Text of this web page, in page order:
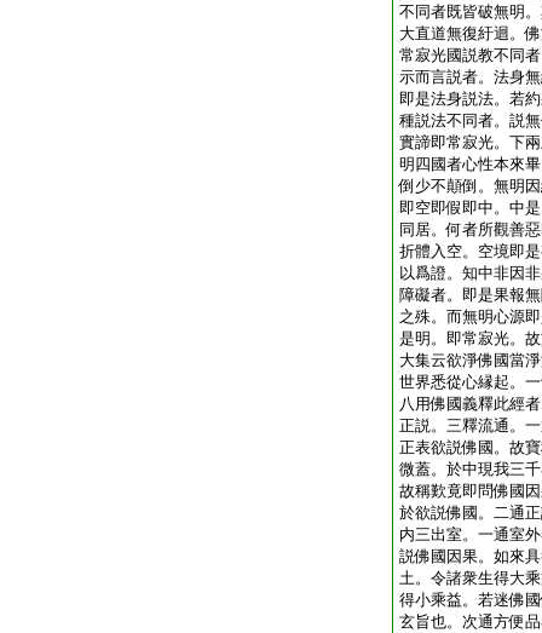
不同者既皆破無明
大直道無復紆迴。
常寂光國説教不同
示而言説者。法身
即是法身説法。若
種説法不同者。説
實諦即常寂光。下
明四國者心性本來
倒少不顛倒。無明
即空即假即中。中
同居。何者所觀善
折體入空。空境即
以爲證。知中非因
障礙者。即是果報
之殊。而無明心源
是明。即常寂光。
大集云欲淨佛國當
世界悉從心縁起。
八用佛國義釋此經
正説。三釋流通。
正表欲説佛國。故
微蓋。於中現我三
故稱歎竟即問佛國
於欲説佛國。二通
内三出室。一通室
説佛國因果。如來
土。令諸衆生得大
得小乘益。若迷佛
玄旨也。次通方便